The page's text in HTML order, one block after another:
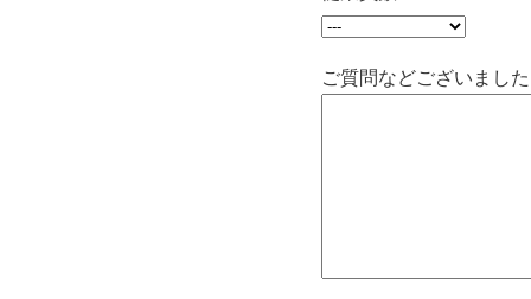
ご質問などございまし